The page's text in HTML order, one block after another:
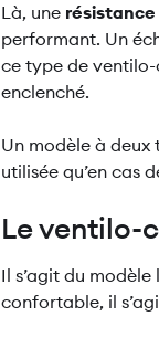
Là, une
performant. Un
ce type de
enclenché.
Un modèle à deux
utilisée qu’en cas
Le ventilo-
Il s’agit du
confortable, il